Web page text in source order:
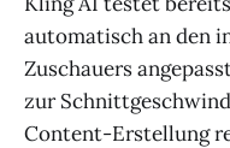
automatisch an den
Zuschauers
zur
Content-Erstellung